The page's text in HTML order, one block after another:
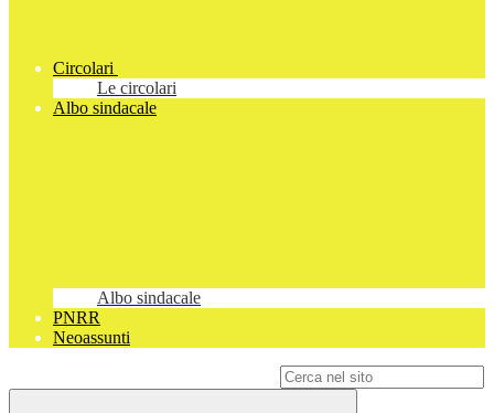
Circolari
Le circolari
Albo sindacale
Albo sindacale
PNRR
Neoassunti